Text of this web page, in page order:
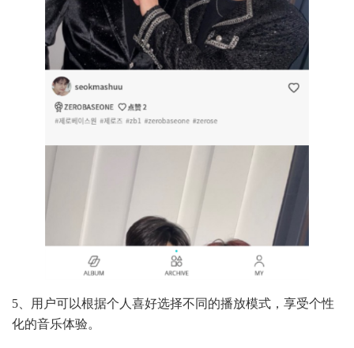
5、用户可以根据个人喜好选择不同的播放模式，享受个性
化的音乐体验。